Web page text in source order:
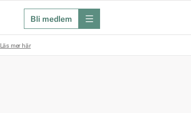
Bli medlem meny
Läs mer här